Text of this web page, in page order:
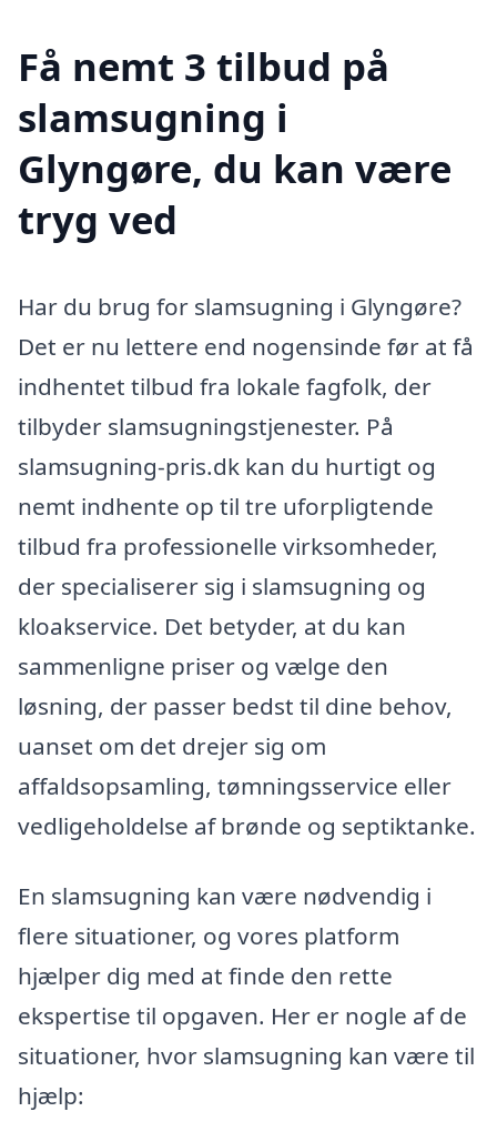
Få nemt 3 tilbud på
slamsugning i
Glyngøre, du kan være
tryg ved
Har du brug for slamsugning i Glyngøre?
Det er nu lettere end nogensinde før at få
indhentet tilbud fra lokale fagfolk, der
tilbyder slamsugningstjenester. På
slamsugning-pris.dk kan du hurtigt og
nemt indhente op til tre uforpligtende
tilbud fra professionelle virksomheder,
der specialiserer sig i slamsugning og
kloakservice. Det betyder, at du kan
sammenligne priser og vælge den
løsning, der passer bedst til dine behov,
uanset om det drejer sig om
affaldsopsamling, tømningsservice eller
vedligeholdelse af brønde og septiktanke.
En slamsugning kan være nødvendig i
flere situationer, og vores platform
hjælper dig med at finde den rette
ekspertise til opgaven. Her er nogle af de
situationer, hvor slamsugning kan være til
hjælp: